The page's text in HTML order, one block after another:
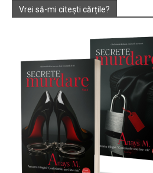
Vrei să-mi citești cărțile?